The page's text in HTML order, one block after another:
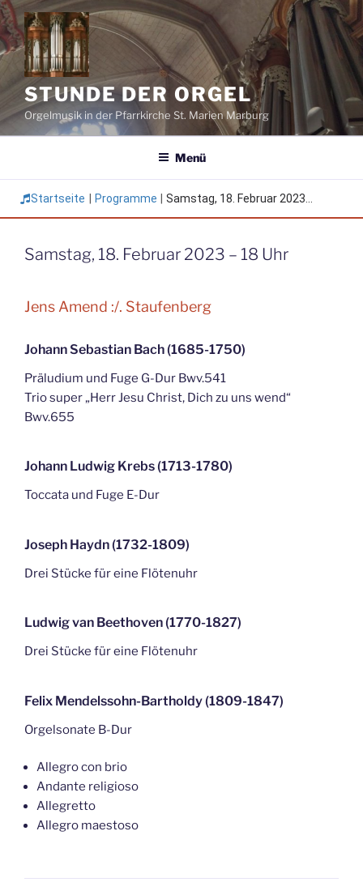
Zum
Inhalt
springen
STUNDE DER ORGEL
Orgelmusik in der Pfarrkirche St. Marien Marburg
Menü
Startseite Programme Samstag, 18. Februar 2023...
Samstag, 18. Februar 2023 – 18 Uhr
Jens Amend :/. Staufenberg
Johann Sebastian Bach (1685-1750)
Präludium und Fuge G-Dur Bwv.541
Trio super „Herr Jesu Christ, Dich zu uns wend“
Bwv.655
Johann Ludwig Krebs (1713-1780)
Toccata und Fuge E-Dur
Joseph Haydn (1732-1809)
Drei Stücke für eine Flötenuhr
Ludwig van Beethoven (1770-1827)
Drei Stücke für eine Flötenuhr
Felix Mendelssohn-Bartholdy (1809-1847)
Orgelsonate B-Dur
Allegro con brio
Andante religioso
Allegretto
Allegro maestoso